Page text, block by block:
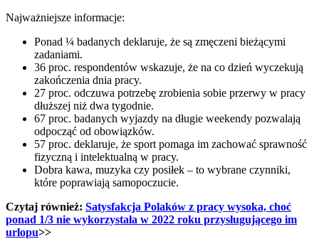
Najważniejsze informacje:
Ponad ¼ badanych deklaruje, że są zmęczeni bieżącymi
zadaniami.
36 proc. respondentów wskazuje, że na co dzień wyczekują
zakończenia dnia pracy.
27 proc. odczuwa potrzebę zrobienia sobie przerwy w pracy
dłuższej niż dwa tygodnie.
67 proc. badanych wyjazdy na długie weekendy pozwalają
odpocząć od obowiązków.
57 proc. deklaruje, że sport pomaga im zachować sprawność
fizyczną i intelektualną w pracy.
Dobra kawa, muzyka czy posiłek – to wybrane czynniki,
które poprawiają samopoczucie.
Czytaj również: Satysfakcja Polaków z pracy wysoka, choć
ponad 1/3 nie wykorzystała w 2022 roku przysługującego im
urlopu>>